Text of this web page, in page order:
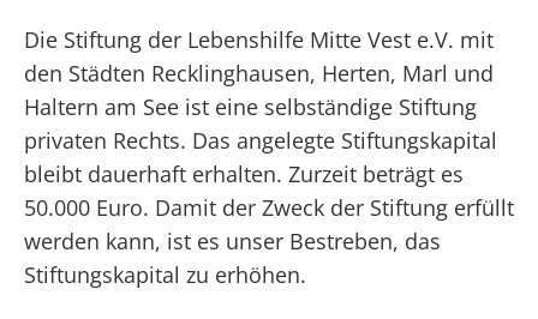
Die Stiftung der Lebenshilfe Mitte Vest e.V. mit
den Städten Recklinghausen, Herten, Marl und
Haltern am See ist eine selbständige Stiftung
privaten Rechts. Das angelegte Stiftungskapital
bleibt dauerhaft erhalten. Zurzeit beträgt es
50.000 Euro. Damit der Zweck der Stiftung erfüllt
werden kann, ist es unser Bestreben, das
Stiftungskapital zu erhöhen.